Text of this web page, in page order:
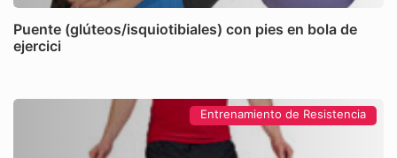
Puente (glúteos/isquiotibiales) con pies en bola de
ejercici
Entrenamiento de Resistencia